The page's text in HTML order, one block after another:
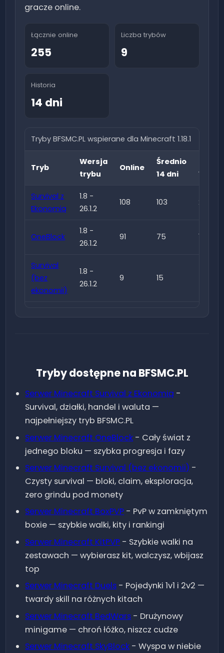
gracze online.
Łącznie online
255
Liczba trybów
9
Historia
14 dni
Tryby BFSMC.PL wspierane dla Minecraft1.18.1
Tryb
Wersja
trybu
Online
Średnio
14 dni
14 dni
Survival z
Ekonomią
1.8 -
26.1.2
108 103 211
OneBlock
1.8 -
26.1.2
91 75 148
Survival
(bez
ekonomii)
1.8 -
26.1.2
9 15
BoxPVP 3 13 39
26.1.2
BedWars
1.8 -
26.1.2
0
SkyBlock
1.8 -
26.1.2
22 33
RealLife
1.8 -
26.1.2
12
Tryby dostępne na BFSMC.PL
Serwer Minecraft Survival z Ekonomią -
Survival, działki, handel i waluta —
najpełniejszy tryb BFSMC.PL
Serwer Minecraft OneBlock - Cały świat z
jednego bloku — szybka progresja i fazy
Serwer Minecraft Survival (bez ekonomii) -
Czysty survival — bloki, claim, eksploracja,
zero grindu pod monety
Serwer Minecraft BoxPVP - PvP w zamkniętym
boxie — szybkie walki, kity i rankingi
Serwer Minecraft KitPVP - Szybkie walki na
zestawach — wybierasz kit, walczysz, wbijasz
top
Serwer Minecraft Duels - Pojedynki 1v1 i 2v2 —
twardy skill na różnych kitach
Serwer Minecraft BedWars - Drużynowy
minigame — chroń łóżko, niszcz cudze
Serwer Minecraft SkyBlock -Wyspa w niebie